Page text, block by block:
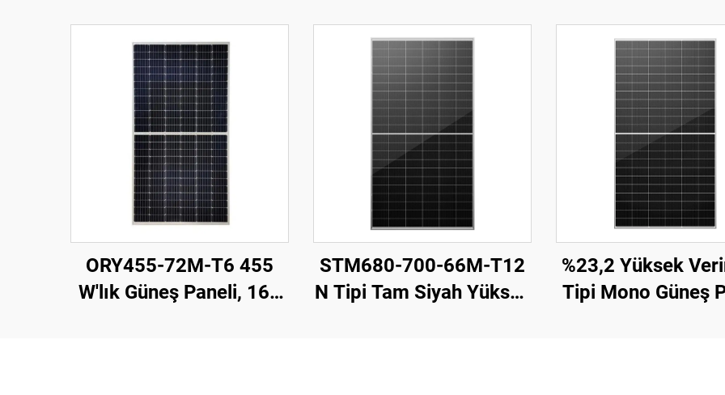
ORY455-72M-T6 455
W'lık Güneş Paneli, 166
STM680-700-66M-T12
N Tipi Tam Siyah Yüksek
%23,2 Yüksek
Tipi Mono Güneş